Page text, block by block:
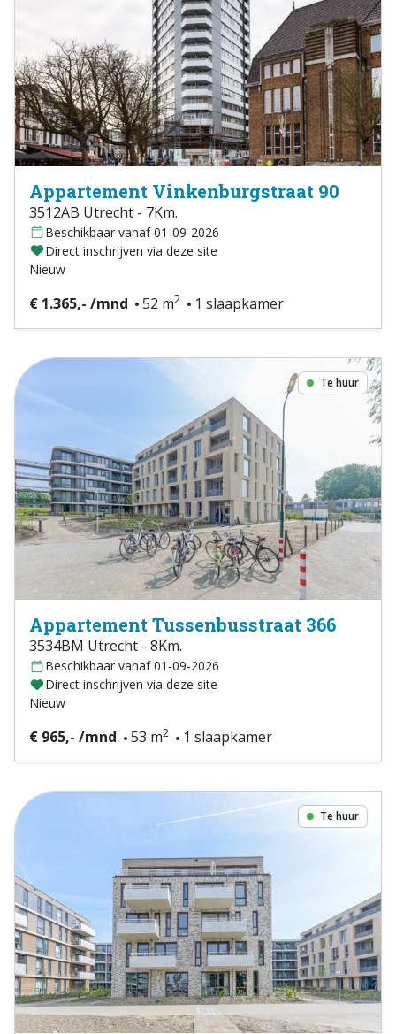
Appartement Vinkenburgstraat 90
3512AB Utrecht - 7Km.
Beschikbaar vanaf 01-09-2026
Direct inschrijven via deze site
Nieuw
€ 1.365,- /mnd 52 m2 1 slaapkamer
Te huur
Appartement Tussenbusstraat 366
3534BM Utrecht - 8Km.
Beschikbaar vanaf 01-09-2026
Direct inschrijven via deze site
Nieuw
€ 965,- /mnd 53 m2 1 slaapkamer
Te huur